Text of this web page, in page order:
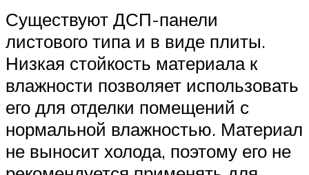
Существуют ДСП-панели
листового типа и в виде плиты.
Низкая стойкость материала к
влажности позволяет использовать
его для отделки помещений с
нормальной влажностью. Материал
не выносит холода, поэтому его не